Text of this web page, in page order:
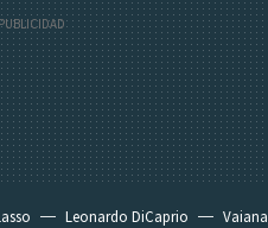
Leonardo DiCaprio Vaiana